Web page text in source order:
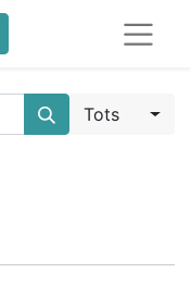
Tots